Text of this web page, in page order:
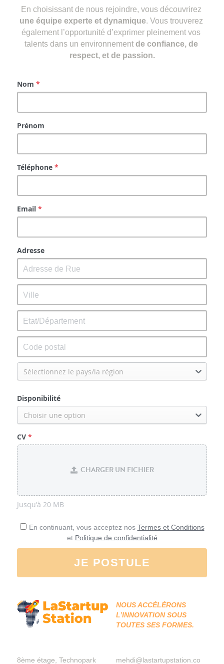
une équipe experte et dynamique. Vous trouverez
également l’opportunité d’exprimer pleinement vos
talents dans un environnement de confiance, de
respect, et de passion.
Nom *
Prénom
Téléphone *
Email *
Adresse
Sélectionnez le pays/la région
Disponibilité
Choisir une option
CV *
CHARGER UN FICHIER
Jusqu'à 20 MB
En continuant, vous acceptez nos Termes et Conditions
et Politique de confidentialité
JE POSTULE
NOUS ACCÉLÉRONS
L’INNOVATION SOUS
TOUTES SES FORMES.
8ème étage, Technopark mehdi@lastartupstation.co